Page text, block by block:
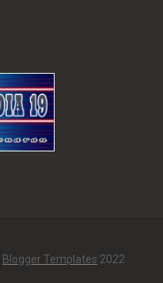
Blogger Templates 2022